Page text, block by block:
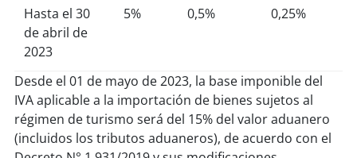
Hasta el 30
de abril de
2023
5% 0,5% 0,25%
Desde el 01 de mayo de 2023, la base imponible del
IVA aplicable a la importación de bienes sujetos al
régimen de turismo será del 15% del valor aduanero
(incluidos los tributos aduaneros), de acuerdo con el